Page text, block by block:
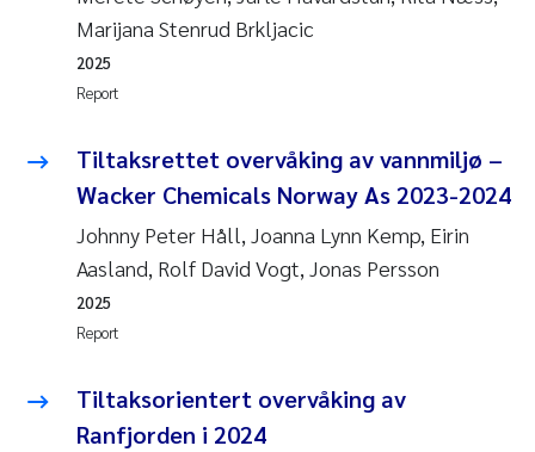
Sophie Mentzel
Veronica Sæther Eftevåg
Jens Vedal
Uta Brandt
Kasper Hancke
Espen Lund
Marijana Stenrud Brkljacic
Report
2025
Tiltaksrettet overvåking av vannmiljø –
Wacker Chemicals Norway As 2023-2024
Johnny Peter Håll, Joanna Lynn Kemp, Eirin
Aasland, Rolf David Vogt, Jonas Persson
Report
2025
Tiltaksorientert overvåking av
Ranfjorden i 2024